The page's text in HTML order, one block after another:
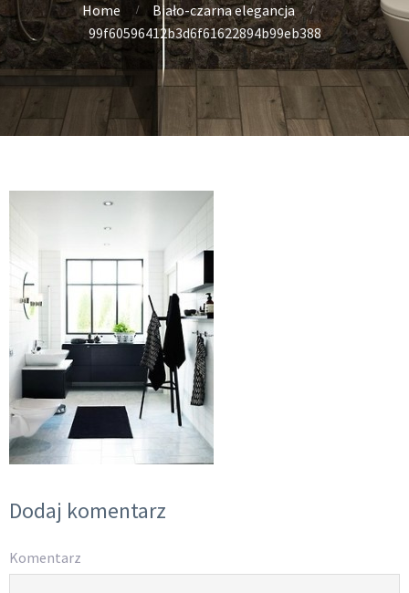
Home
Biało-czarna elegancja
99f60596412b3d6f61622894b99eb388
Dodaj komentarz
Komentarz